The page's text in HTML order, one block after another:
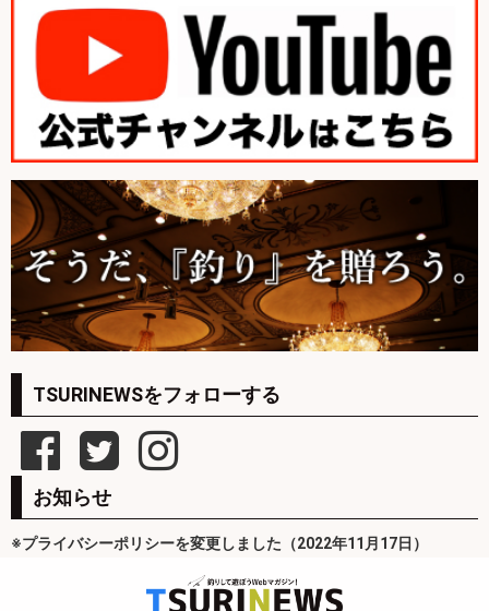
TSURINEWSをフォローする
お知らせ
※プライバシーポリシーを変更しました（2022年11月17日）